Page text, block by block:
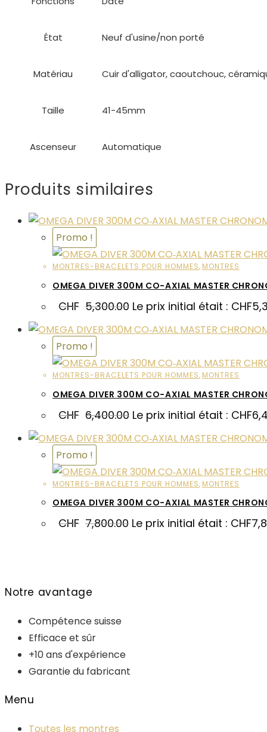
État Neuf d'usine/non porté
Matériau Cuir d'alligator, caoutchouc,
Taille 41-45mm
Ascenseur Automatique
Produits similaires
Promo !
MONTRES-BRACELETS POUR HOMMES, MONTRES
OMEGA DIVER 300M CO-AXIAL MASTER
CHF 5,300.00 Le prix initial était :
Promo !
MONTRES-BRACELETS POUR HOMMES, MONTRES
OMEGA DIVER 300M CO-AXIAL MASTER
CHF 6,400.00 Le prix initial était :
Promo !
MONTRES-BRACELETS POUR HOMMES, MONTRES
OMEGA DIVER 300M CO-AXIAL MASTER
CHF 7,800.00 Le prix initial était :
Notre avantage
Compétence suisse
Efficace et sûr
+10 ans d'expérience
Garantie du fabricant
Menu
Toutes les montres